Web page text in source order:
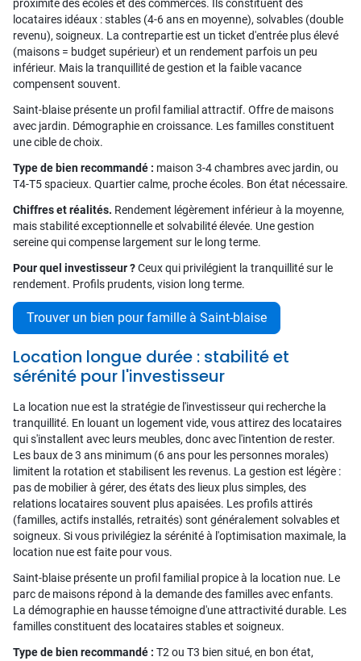
proximité des écoles et des commerces. Ils constituent des
locataires idéaux : stables (4-6 ans en moyenne), solvables (double
revenu), soigneux. La contrepartie est un ticket d'entrée plus élevé
(maisons = budget supérieur) et un rendement parfois un peu
inférieur. Mais la tranquillité de gestion et la faible vacance
compensent souvent.
Saint-blaise présente un profil familial attractif. Offre de maisons
avec jardin. Démographie en croissance. Les familles constituent
une cible de choix.
Type de bien recommandé : maison 3-4 chambres avec jardin, ou
T4-T5 spacieux. Quartier calme, proche écoles. Bon état nécessaire.
Chiffres et réalités. Rendement légèrement inférieur à la moyenne,
mais stabilité exceptionnelle et solvabilité élevée. Une gestion
sereine qui compense largement sur le long terme.
Pour quel investisseur ?Ceux qui privilégient la tranquillité sur le
rendement. Profils prudents, vision long terme.
Trouver un bien pour famille à Saint-blaise
Location longue durée : stabilité et
sérénité pour l'investisseur
La location nue est la stratégie de l'investisseur qui recherche la
tranquillité. En louant un logement vide, vous attirez des locataires
qui s'installent avec leurs meubles, donc avec l'intention de rester.
Les baux de 3 ans minimum (6 ans pour les personnes morales)
limitent la rotation et stabilisent les revenus. La gestion est légère :
pas de mobilier à gérer, des états des lieux plus simples, des
relations locataires souvent plus apaisées. Les profils attirés
(familles, actifs installés, retraités) sont généralement solvables et
soigneux. Si vous privilégiez la sérénité à l'optimisation maximale, la
location nue est faite pour vous.
Saint-blaise présente un profil familial propice à la location nue. Le
parc de maisons répond à la demande des familles avec enfants.
La démographie en hausse témoigne d'une attractivité durable. Les
familles constituent des locataires stables et soigneux.
Type de bien recommandé : T2 ou T3 bien situé, en bon état,